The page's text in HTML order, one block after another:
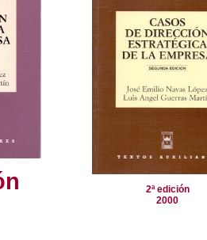
2ª edición
2000